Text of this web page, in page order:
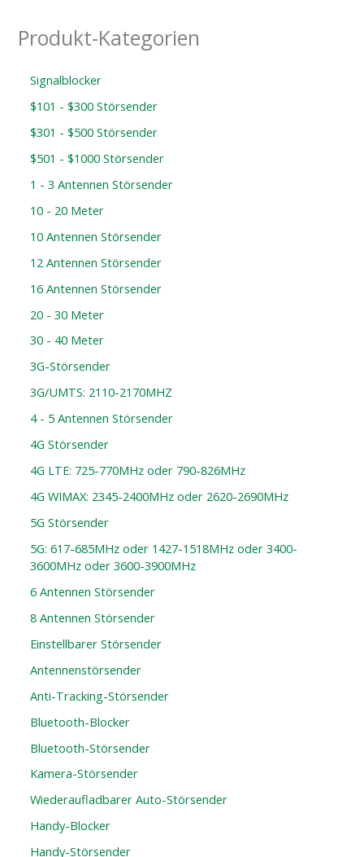
Produkt-Kategorien
Signalblocker
$101 - $300 Störsender
$301 - $500 Störsender
$501 - $1000 Störsender
1 - 3 Antennen Störsender
10 - 20 Meter
10 Antennen Störsender
12 Antennen Störsender
16 Antennen Störsender
20 - 30 Meter
30 - 40 Meter
3G-Störsender
3G/UMTS: 2110-2170MHZ
4 - 5 Antennen Störsender
4G Störsender
4G LTE: 725-770MHz oder 790-826MHz
4G WIMAX: 2345-2400MHz oder 2620-2690MHz
5G Störsender
5G: 617-685MHz oder 1427-1518MHz oder 3400-
3600MHz oder 3600-3900MHz
6 Antennen Störsender
8 Antennen Störsender
Einstellbarer Störsender
Antennenstörsender
Anti-Tracking-Störsender
Bluetooth-Blocker
Bluetooth-Störsender
Kamera-Störsender
Wiederaufladbarer Auto-Störsender
Handy-Blocker
Handy-Störsender